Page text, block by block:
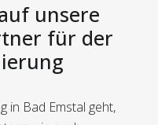
unsere
für der
in Bad Emstal geht,